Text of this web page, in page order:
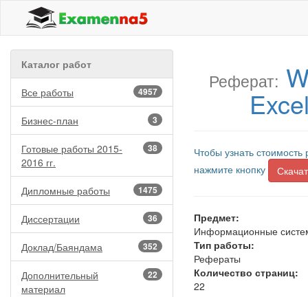
Каталог работ
4957
Все работы
3
Бизнес-план
38
Готовые работы 2015-
2016 гг.
1475
Дипломные работы
36
Диссертации
352
Доклад/Баяндама
22
Дополнительный
материал
Реферат:
Чтобы узнать
нажмите кнопку
Предмет:
Информационные
Тип работы:
Рефераты
Количество страниц:
22